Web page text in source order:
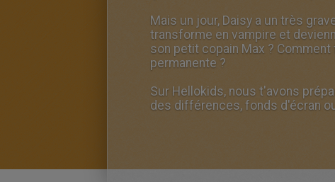
Mais un jour, Daisy a un très
transforme en vampire et
son petit copain Max ?
permanente ?
Sur Hellokids, nous t'avons
des différences, fonds d'écran ou